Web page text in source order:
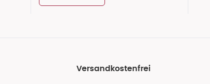
Versandkostenfrei